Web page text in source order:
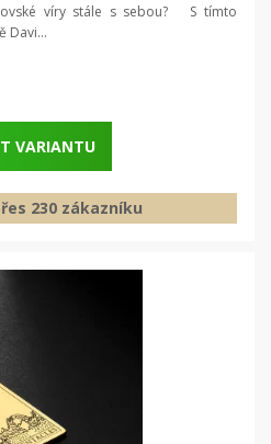
víry stále s sebou? S tímto
Davi...
VARIANTU
230 zákazníku